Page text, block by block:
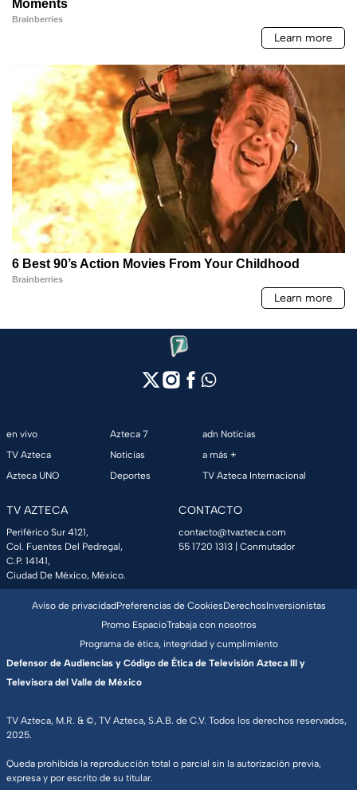
en vivo
TV Azteca
Azteca UNO
Azteca 7
Noticias
Deportes
adn Noticias
a más +
TV Azteca Internacional
TV AZTECA
Periférico Sur 4121,
Col. Fuentes Del Pedregal,
C.P. 14141,
Ciudad De México, México.
CONTACTO
contacto@tvazteca.com
55 1720 1313 | Conmutador
TV Azteca, M.R. & ©, TV Azteca, S.A.B. de C.V. Todos los derechos reservados,
2025.
Queda prohibida la reproducción total o parcial sin la autorización previa,
expresa y por escrito de su titular.
Aviso de privacidadPreferencias de CookiesDerechosInversionistas
Promo EspacioTrabaja con nosotros
Programa de ética, integridad y cumplimiento
Defensor de Audiencias y Código de Ética de Televisión Azteca III y
Televisora del Valle de México